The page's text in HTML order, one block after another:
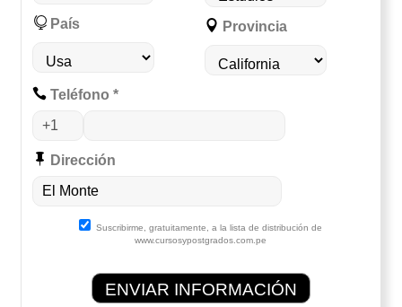
País Provincia
Teléfono *
Dirección
Suscribirme, gratuitamente, a la lista de distribución de
www.cursosypostgrados.com.pe